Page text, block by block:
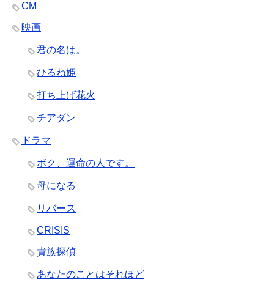
CM
映画
君の名は。
ひるね姫
打ち上げ花火
チアダン
ドラマ
ボク、運命の人です。
母になる
リバース
CRISIS
貴族探偵
あなたのことはそれほど